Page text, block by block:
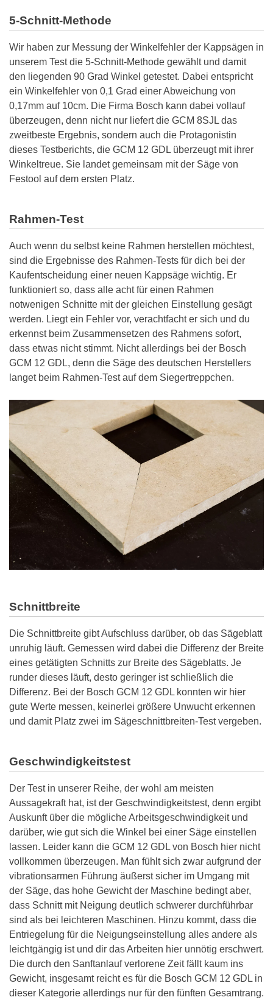
5-Schnitt-Methode
Wir haben zur Messung der Winkelfehler der Kappsägen in
unserem Test die 5-Schnitt-Methode gewählt und damit
den liegenden 90 Grad Winkel getestet. Dabei entspricht
ein Winkelfehler von 0,1 Grad einer Abweichung von
0,17mm auf 10cm. Die Firma Bosch kann dabei vollauf
überzeugen, denn nicht nur liefert die GCM 8SJL das
zweitbeste Ergebnis, sondern auch die Protagonistin
dieses Testberichts, die GCM 12 GDL überzeugt mit ihrer
Winkeltreue. Sie landet gemeinsam mit der Säge von
Festool auf dem ersten Platz.
Rahmen-Test
Auch wenn du selbst keine Rahmen herstellen möchtest,
sind die Ergebnisse des Rahmen-Tests für dich bei der
Kaufentscheidung einer neuen Kappsäge wichtig. Er
funktioniert so, dass alle acht für einen Rahmen
notwenigen Schnitte mit der gleichen Einstellung gesägt
werden. Liegt ein Fehler vor, verachtfacht er sich und du
erkennst beim Zusammensetzen des Rahmens sofort,
dass etwas nicht stimmt. Nicht allerdings bei der Bosch
GCM 12 GDL, denn die Säge des deutschen Herstellers
langet beim Rahmen-Test auf dem Siegertreppchen.
Schnittbreite
Die Schnittbreite gibt Aufschluss darüber, ob das Sägeblatt
unruhig läuft. Gemessen wird dabei die Differenz der Breite
eines getätigten Schnitts zur Breite des Sägeblatts. Je
runder dieses läuft, desto geringer ist schließlich die
Differenz. Bei der Bosch GCM 12 GDL konnten wir hier
gute Werte messen, keinerlei größere Unwucht erkennen
und damit Platz zwei im Sägeschnittbreiten-Test vergeben.
Geschwindigkeitstest
Der Test in unserer Reihe, der wohl am meisten
Aussagekraft hat, ist der Geschwindigkeitstest, denn ergibt
Auskunft über die mögliche Arbeitsgeschwindigkeit und
darüber, wie gut sich die Winkel bei einer Säge einstellen
lassen. Leider kann die GCM 12 GDL von Bosch hier nicht
vollkommen überzeugen. Man fühlt sich zwar aufgrund der
vibrationsarmen Führung äußerst sicher im Umgang mit
der Säge, das hohe Gewicht der Maschine bedingt aber,
dass Schnitt mit Neigung deutlich schwerer durchführbar
sind als bei leichteren Maschinen. Hinzu kommt, dass die
Entriegelung für die Neigungseinstellung alles andere als
leichtgängig ist und dir das Arbeiten hier unnötig erschwert.
Die durch den Sanftanlauf verlorene Zeit fällt kaum ins
Gewicht, insgesamt reicht es für die Bosch GCM 12 GDL in
dieser Kategorie allerdings nur für den fünften Gesamtrang.